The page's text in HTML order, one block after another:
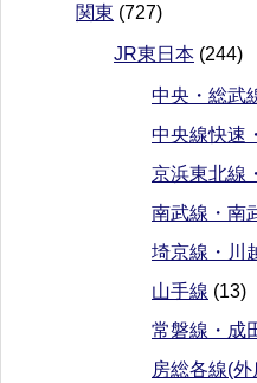
関東 (727)
JR東日本 (244)
中央・総武
中央線快速
京浜東北線
南武線・南
埼京線・川
山手線 (13)
常磐線・成
房総各線(